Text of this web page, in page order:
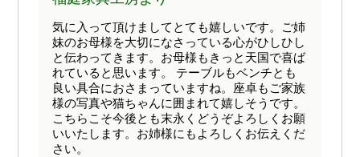
気に入って頂けましてとても嬉しいです。ご姉
妹のお母様を大切になさっている心がひしひし
と伝わってきます。お母様もきっと天国で喜ば
れていると思います。 テーブルもベンチとも
良い具合におさまっていますね。座卓もご家族
様の写真や猫ちゃんに囲まれて嬉しそうです。
こちらこそ今後とも末永くどうぞよろしくお願
いいたします。お姉様にもよろしくお伝えくだ
さい。